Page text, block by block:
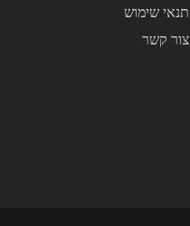
תנאי שימוש
צור קשר